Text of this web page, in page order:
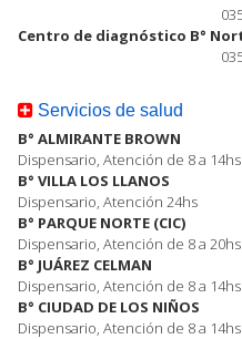
Centro de diagnóstico B°
Servicios de salud
B° ALMIRANTE BROWN
Dispensario, Atención de 8 a 14hs
B° VILLA LOS LLANOS
Dispensario, Atención 24hs
B° PARQUE NORTE (CIC)
Dispensario, Atención de 8 a 20hs
B° JUÁREZ CELMAN
Dispensario, Atención de 8 a 14hs.
B° CIUDAD DE LOS NIÑOS
Dispensario, Atención de 8 a 14hs